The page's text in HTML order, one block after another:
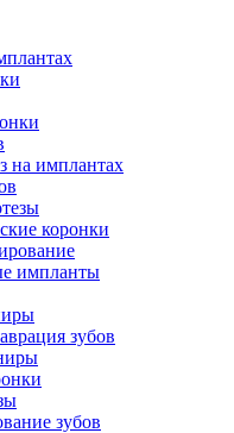
на имплантах
коронки
импланты
зубов
зубов